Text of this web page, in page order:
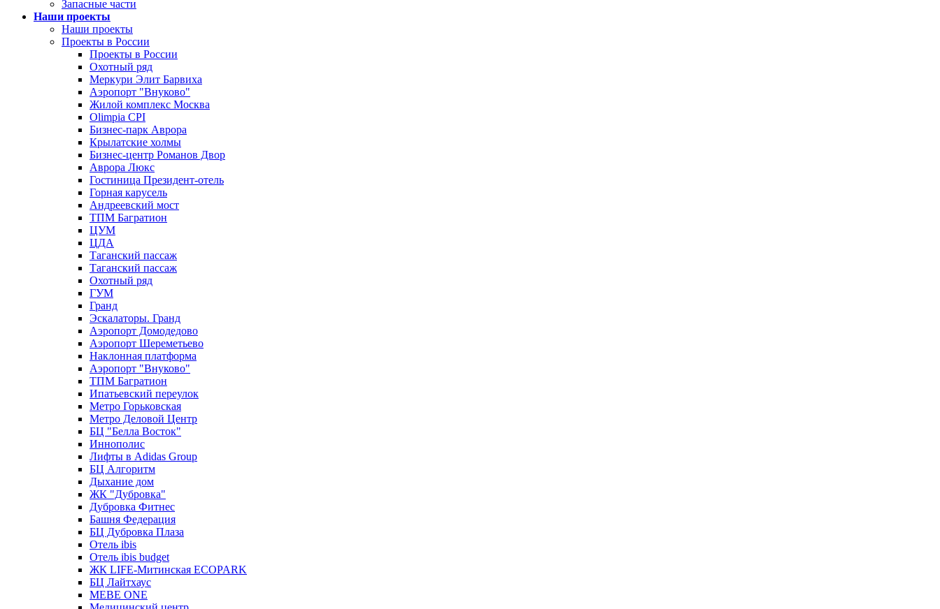
Запасные части
Наши проекты
Наши проекты
Проекты в России
Проекты в России
Охотный ряд
Меркури Элит Барвиха
Аэропорт "Внуково"
Жилой комплекс Москва
Olimpia CPI
Бизнес-парк Аврора
Крылатские холмы
Бизнес-центр Романов Двор
Аврора Люкс
Гостиница Президент-отель
Горная карусель
Андреевский мост
ТПМ Багратион
ЦУМ
ЦДА
Таганский пассаж
Таганский пассаж
Охотный ряд
ГУМ
Гранд
Эскалаторы. Гранд
Аэропорт Домодедово
Аэропорт Шереметьево
Наклонная платформа
Аэропорт "Внуково"
ТПМ Багратион
Ипатьевский переулок
Метро Горьковская
Метро Деловой Центр
БЦ "Белла Восток"
Иннополис
Лифты в Adidas Group
БЦ Алгоритм
Дыхание дом
ЖК "Дубровка"
Дубровка Фитнес
Башня Федерация
БЦ Дубровка Плаза
Отель ibis
Отель ibis budget
ЖК LIFE-Митинская ECOPARK
БЦ Лайтхаус
MEBE ONE